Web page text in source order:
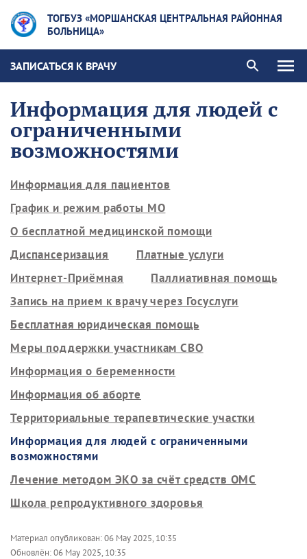
ТОГБУЗ «МОРШАНСКАЯ ЦЕНТРАЛЬНАЯ РАЙОННАЯ
БОЛЬНИЦА»
ЗАПИСАТЬСЯ К ВРАЧУ
Информация для людей с
ограниченными
возможностями
Информация для пациентов
График и режим работы МО
О бесплатной медицинской помощи
Диспансеризация
Платные услуги
Интернет-Приёмная
Паллиативная помощь
Запись на прием к врачу через Госуслуги
Бесплатная юридическая помощь
Меры поддержки участникам СВО
Информация о беременности
Информация об аборте
Территориальные терапевтические участки
Информация для людей с ограниченными
возможностями
Лечение методом ЭКО за счёт средств ОМС
Школа репродуктивного здоровья
Материал опубликован:06 May 2025, 10:35
Обновлён:06 May 2025, 10:35